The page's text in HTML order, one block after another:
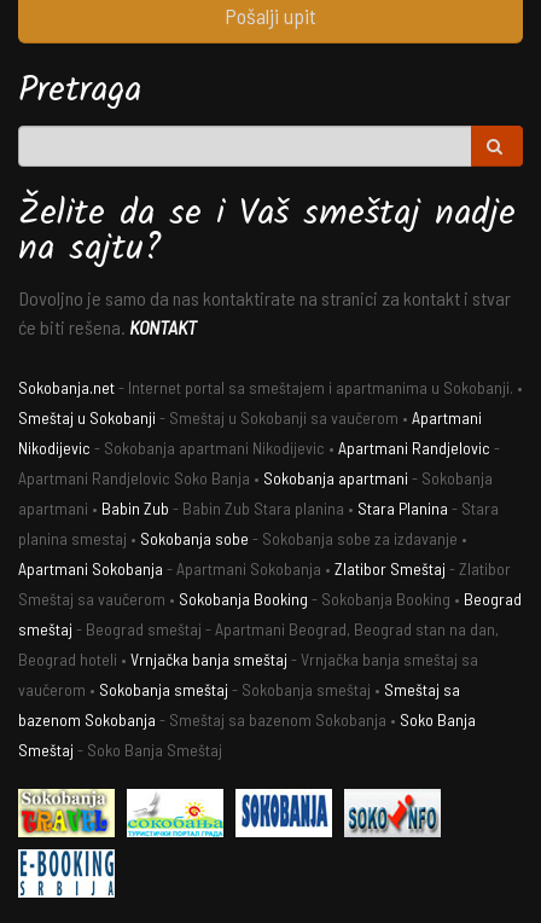
Pošalji upit
Pretraga
Želite da se i Vaš smeštaj nadje
na sajtu?
Dovoljno je samo da nas kontaktirate na stranici za kontakt i stvar
će biti rešena. KONTAKT
Sokobanja.net- Internet portal sa smeštajem i apartmanima u Sokobanji. •
Smeštaj u Sokobanji - Smeštaj u Sokobanji sa vaučerom • Apartmani
Nikodijevic - Sokobanja apartmani Nikodijevic • Apartmani Randjelovic -
Apartmani Randjelovic Soko Banja • Sokobanja apartmani - Sokobanja
apartmani • Babin Zub - Babin Zub Stara planina • Stara Planina - Stara
planina smestaj • Sokobanja sobe - Sokobanja sobe za izdavanje •
Apartmani Sokobanja - Apartmani Sokobanja • Zlatibor Smeštaj - Zlatibor
Smeštaj sa vaučerom • Sokobanja Booking - Sokobanja Booking • Beograd
smeštaj - Beograd smeštaj - Apartmani Beograd, Beograd stan na dan,
Beograd hoteli • Vrnjačka banja smeštaj - Vrnjačka banja smeštaj sa
vaučerom • Sokobanja smeštaj - Sokobanja smeštaj • Smeštaj sa
bazenom Sokobanja - Smeštaj sa bazenom Sokobanja • Soko Banja
Smeštaj - Soko Banja Smeštaj